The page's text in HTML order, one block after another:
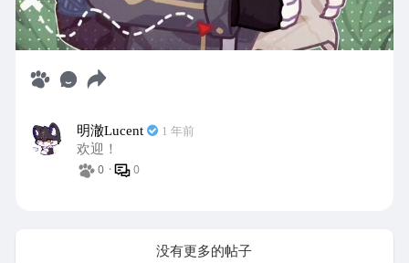
明澈Lucent 1 年前
欢迎！
0 · 0
没有更多的帖子